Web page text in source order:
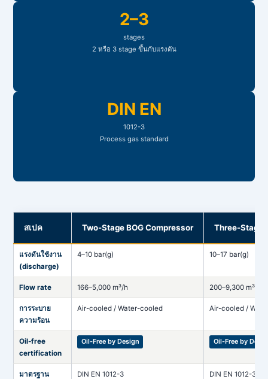
2–3
stages
2 หรือ 3 stage ขึ้นกับแรงดัน
DIN EN
1012-3
Process gas standard
สเปค Two-Stage BOG Compressor Three-Stage
แรงดันใช้งาน
(discharge)
4–10 bar(g) 10–17 bar(g)
Flow rate 166–5,000 m³/h 200–9,300 m³/h
การระบาย
ความร้อน
Air-cooled / Water-cooled Air-cooled /
Oil-free
certification
Oil-Free by Design Oil-Free by
มาตรฐาน DIN EN 1012-3 DIN EN 1012-3